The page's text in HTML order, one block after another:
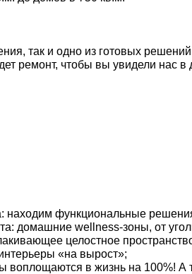
так и одно из готовых
ремонт, чтобы вы увидели нас
находим функциональные
домашние wellness-зоны, от
целостное
«на вырост»;
в жизнь на 100%!